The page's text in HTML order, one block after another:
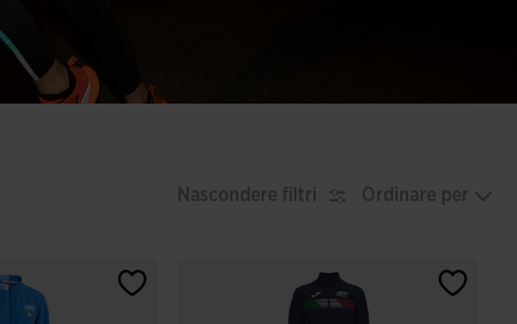
Nascondere filtri Ordinare per